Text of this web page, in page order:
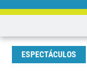
ESPECTÁCULOS